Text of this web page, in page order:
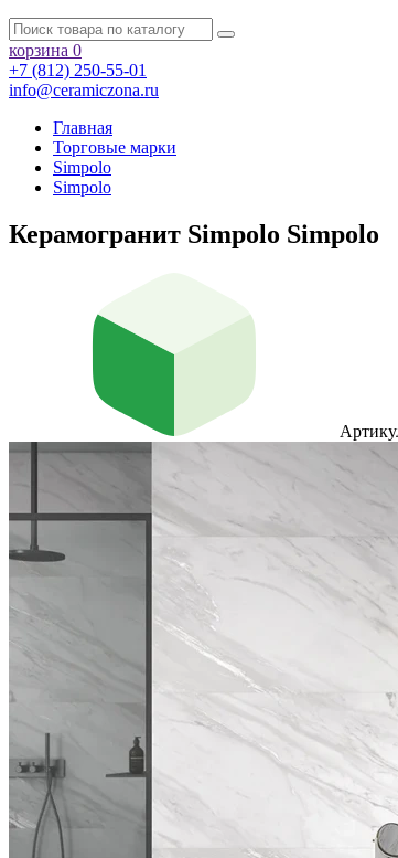
корзина 0
+7 (812) 250-55-01
info@ceramiczona.ru
Главная
Торговые марки
Simpolo
Simpolo
Керамогранит Simpolo Simpolo